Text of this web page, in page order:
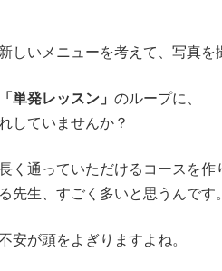
新しいメニューを考えて、写真
「単発レッスン」 のループに、
していませんか？
く通っていただけるコースを作
先生、すごく多いと思うんです。
安が頭をよぎりますよね。